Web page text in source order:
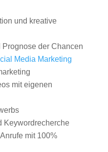
und kreative
der Chancen
Media Marketing
mit eigenen
Keywordrecherche
mit 100%